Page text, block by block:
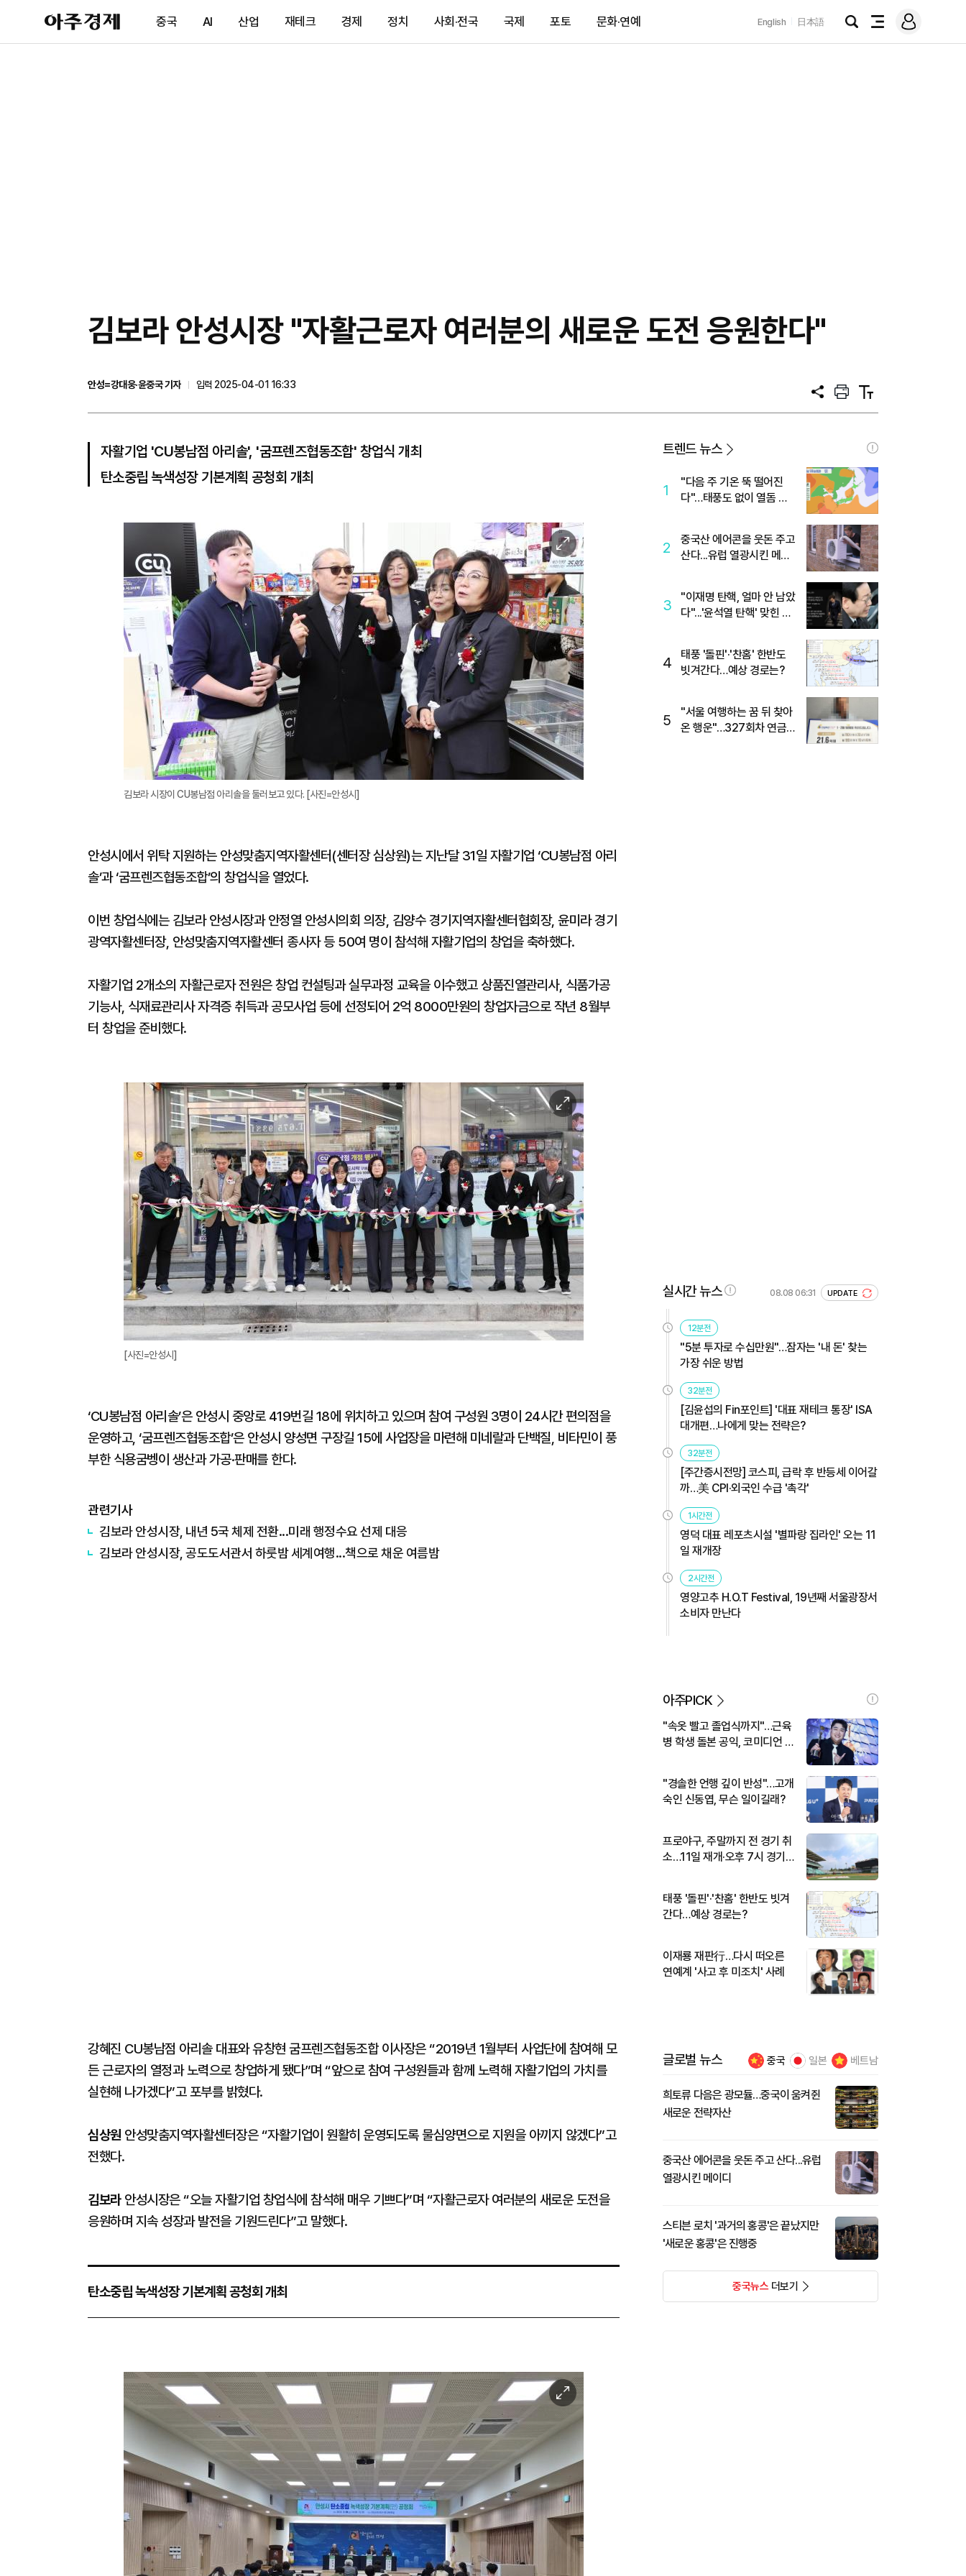
아
주
제
중국 AI 산업 재테크 경제 정치 사회·전국 국제 포토 문화·연예 English 日本語
검
전
메
그
김보라 안성시장 "자활근로자 여러분의 새로운 도전 응원한다"
안성=강대웅·윤중국 기자
입력 2025-04-01 16:33
공
프
트
텍
트
자활기업 'CU봉남점 아리솔', '굼프렌즈협동조합' 창업식 개최
탄소중립 녹색성장 기본계획 공청회 개최
이
미
지
확
대
김보라 시장이 CU봉남점 아리솔을 둘러보고 있다. [사진=안성시]
안성시에서 위탁 지원하는 안성맞춤지역자활센터(센터장 심상원)는 지난달 31일 자활기업 ‘CU봉남점 아리
솔’과 ‘굼프렌즈협동조합’의 창업식을 열었다.
이번 창업식에는 김보라 안성시장과 안정열 안성시의회 의장, 김양수 경기지역자활센터협회장, 윤미라 경기
광역자활센터장, 안성맞춤지역자활센터 종사자 등 50여 명이 참석해 자활기업의 창업을 축하했다.
자활기업 2개소의 자활근로자 전원은 창업 컨설팅과 실무과정 교육을 이수했고 상품진열관리사, 식품가공
기능사, 식재료관리사 자격증 취득과 공모사업 등에 선정되어 2억 8000만원의 창업자금으로 작년 8월부
터 창업을 준비했다.
이
미
지
확
대
[사진=안성시]
‘CU봉남점 아리솔’은 안성시 중앙로 419번길 18에 위치하고 있으며 참여 구성원 3명이 24시간 편의점을
운영하고, ‘굼프렌즈협동조합’은 안성시 양성면 구장길 15에 사업장을 마련해 미네랄과 단백질, 비타민이 풍
부한 식용굼벵이 생산과 가공·판매를 한다.
관련기사
김보라 안성시장, 내년 5국 체제 전환...미래 행정수요 선제 대응
김보라 안성시장, 공도도서관서 하룻밤 세계여행...책으로 채운 여름밤
강혜진 CU봉남점 아리솔 대표와 유창현 굼프렌즈협동조합 이사장은 “2019년 1월부터 사업단에 참여해 모
든 근로자의 열정과 노력으로 창업하게 됐다”며 “앞으로 참여 구성원들과 함께 노력해 자활기업의 가치를
실현해 나가겠다”고 포부를 밝혔다.
심상원안성맞춤지역자활센터장은 “자활기업이 원활히 운영되도록 물심양면으로 지원을 아끼지 않겠다”고
전했다.
김보라안성시장은 “오늘 자활기업 창업식에 참석해 매우 기쁘다”며 “자활근로자 여러분의 새로운 도전을
응원하며 지속 성장과 발전을 기원드린다”고 말했다.
탄소중립 녹색성장 기본계획 공청회 개최
이
미
지
확
대
트렌드 뉴스
1
"다음 주 기온 뚝 떨어진
다"…태풍도 없이 열돔 박
2
중국산 에어콘을 웃돈 주고
산다...유럽 열광시킨 메이
3
"이재명 탄핵, 얼마 안 남았
다"...'윤석열 탄핵' 맞힌 무
4
태풍 '돌핀'·'찬홈' 한반도
빗겨간다…예상 경로는?
5
"서울 여행하는 꿈 뒤 찾아
온 행운"…327회차 연금
실시간 뉴스 08.08 06:31 UPDATE
12분전
"5분 투자로 수십만원"…잠자는 '내 돈' 찾는
가장 쉬운 방법
32분전
[김윤섭의 Fin포인트] '대표 재테크 통장' ISA
대개편…나에게 맞는 전략은?
32분전
[주간증시전망] 코스피, 급락 후 반등세 이어갈
까…美 CPI·외국인 수급 '촉각'
1시간전
영덕 대표 레포츠시설 '별파랑 집라인' 오는 11
일 재개장
2시간전
영양고추 H.O.T Festival, 19년째 서울광장서
소비자 만난다
아주PICK
"속옷 빨고 졸업식까지"…근육
병 학생 돌본 공익, 코미디언 김
"경솔한 언행 깊이 반성"…고개
숙인 신동엽, 무슨 일이길래?
프로야구, 주말까지 전 경기 취
소…11일 재개·오후 7시 경기
태풍 '돌핀'·'찬홈' 한반도 빗겨
간다…예상 경로는?
이재룡 재판行…다시 떠오른
연예계 '사고 후 미조치' 사례
글로벌 뉴스 중국 일본 베트남
희토류 다음은 광모듈…중국이 움켜쥔
새로운 전략자산
중국산 에어콘을 웃돈 주고 산다...유럽
열광시킨 메이디
스티븐 로치 '과거의 홍콩'은 끝났지만
'새로운 홍콩'은 진행중
중국뉴스더보기